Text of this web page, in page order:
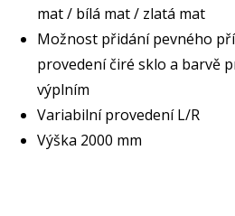
mat / bílá mat / zlatá mat
Možnost přidání pevného
provedení čiré sklo a barvě
výplním
Variabilní provedení L/R
Výška 2000 mm